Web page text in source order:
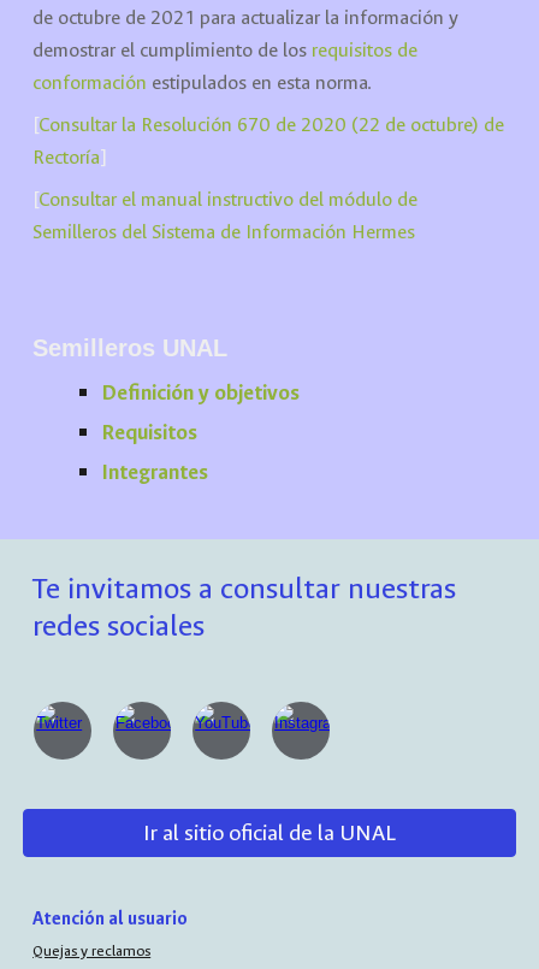
de octubre de 2021 para actualizar la información y
demostrar el cumplimiento de los requisitos de
conformación estipulados en esta norma.
[Consultar la Resolución 670 de 2020 (22 de octubre) de
Rectoría]
[Consultar el manual instructivo del módulo de
Semilleros del Sistema de Información Hermes
Semilleros UNAL
Definición y objetivos
Requisitos
Integrantes
Te invitamos a consultar nuestras
redes sociales
Ir al sitio oficial de la UNAL
Atención al usuario
Quejas y reclamos